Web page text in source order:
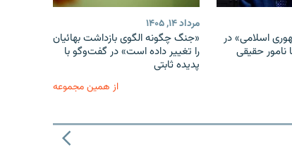
اسلامی» در
نامور حقیقی
مرداد ۱۴, ۱۴۰۵
«جنگ چگونه الگوی بازداشت بهائیان
را تغییر داده است» در گفت‌وگو با
پدیده ثابتی
از همین مجموعه